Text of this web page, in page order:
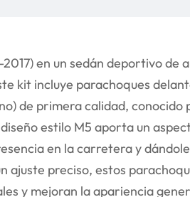
en un sedán deportivo de
kit incluye parachoques
de primera calidad, conocido
estilo M5 aporta un
en la carretera y
ajuste preciso, estos
y mejoran la apariencia